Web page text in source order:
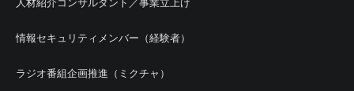
人材紹介コンサルタント／事業立上げ
情報セキュリティメンバー（経験者）
ラジオ番組企画推進（ミクチャ）